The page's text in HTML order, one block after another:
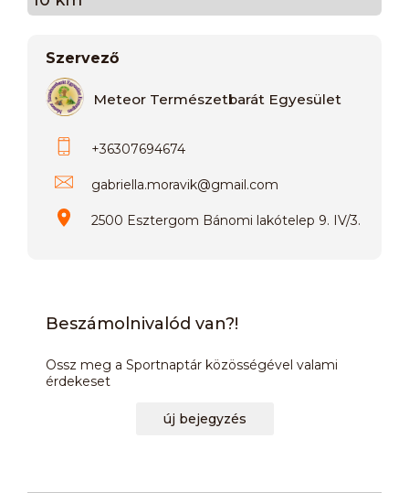
Szervező
Meteor Természetbarát Egyesület
+36307694674
gabriella.moravik@gmail.com
2500 Esztergom Bánomi lakótelep 9. IV/3.
Beszámolnivalód van?!
Ossz meg a Sportnaptár közösségével valami
érdekeset
új bejegyzés